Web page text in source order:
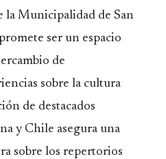
Municipalidad de San
ser un espacio
de
sobre la cultura
de destacados
y Chile asegura una
sobre los repertorios